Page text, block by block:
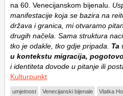
na 60. Venecijanskom bijenalu.
manifestacije koja se bazira na
država i granica, mi otvaramo
drugih načela. Sama struktura
tko je odakle, tko gdje pripada. Ta
u kontekstu migracija,
i identiteta dovode u pitanje ili
Kulturpunkt
umjetnost Venecijanski bijenale Vlatka